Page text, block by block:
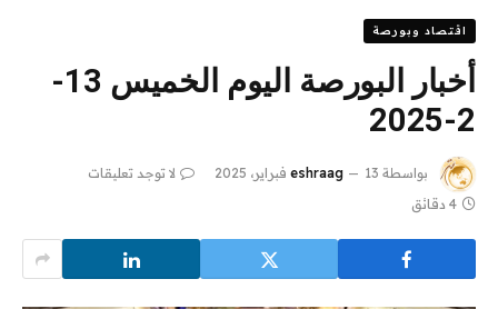
اقتصاد وبورصة
أخبار البورصة اليوم الخميس 13-
2-2025
بواسطة eshraag 13 فبراير، 2025
لا توجد تعليقات
4 دقائق